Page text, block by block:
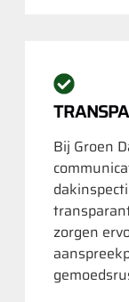
Bij Groen
zorgen